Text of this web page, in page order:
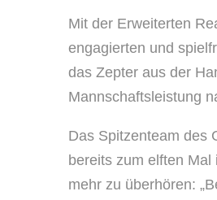
Mit der Erweiterten
engagierten und
das Zepter aus der
Mannschaftsleistung
Das Spitzenteam des
bereits zum elften
mehr zu überhören: